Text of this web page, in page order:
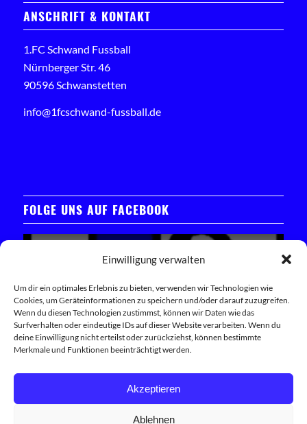
Einwilligung verwalten
Um dir ein optimales Erlebnis zu bieten, verwenden wir Technologien wie
Cookies, um Geräteinformationen zu speichern und/oder darauf zuzugreifen.
Wenn du diesen Technologien zustimmst, können wir Daten wie das
Surfverhalten oder eindeutige IDs auf dieser Website verarbeiten. Wenn du
deine Einwilligung nicht erteilst oder zurückziehst, können bestimmte
Merkmale und Funktionen beeinträchtigt werden.
Akzeptieren
Ablehnen
ANSCHRIFT & KONTAKT
1.FC Schwand Fussball
Nürnberger Str. 46
90596 Schwanstetten
info@1fcschwand-fussball.de
FOLGE UNS AUF FACEBOOK
Klicken Sie hier, um das Facebook-Widget zu laden
Trete unserer Facebook-Community bei